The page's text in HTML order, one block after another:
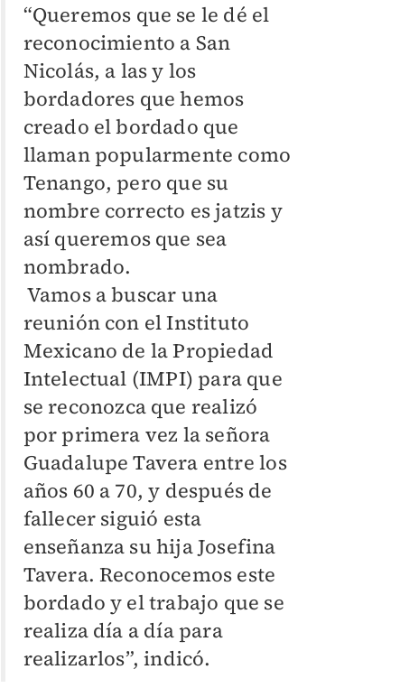
“Queremos que se le dé el
reconocimiento a San
Nicolás, a las y los
bordadores que hemos
creado el bordado que
llaman popularmente como
Tenango, pero que su
nombre correcto es jatzis y
así queremos que sea
nombrado.
Vamos a buscar una
reunión con el Instituto
Mexicano de la Propiedad
Intelectual (IMPI) para que
se reconozca que realizó
por primera vez la señora
Guadalupe Tavera entre los
años 60 a 70, y después de
fallecer siguió esta
enseñanza su hija Josefina
Tavera. Reconocemos este
bordado y el trabajo que se
realiza día a día para
realizarlos”, indicó.